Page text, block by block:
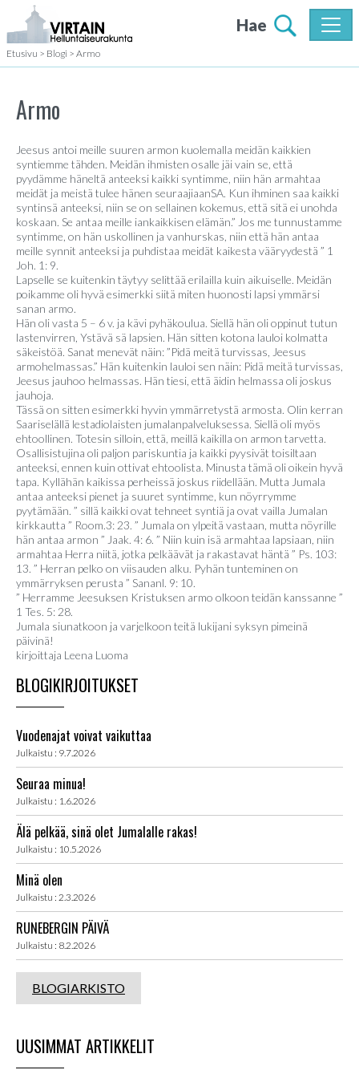
Hae
Etusivu > Blogi > Armo
Armo
Jeesus antoi meille suuren armon kuolemalla meidän kaikkien
syntiemme tähden. Meidän ihmisten osalle jäi vain se, että
pyydämme häneltä anteeksi kaikki syntimme, niin hän armahtaa
meidät ja meistä tulee hänen seuraajiaanSA. Kun ihminen saa kaikki
syntinsä anteeksi, niin se on sellainen kokemus, että sitä ei unohda
koskaan. Se antaa meille iankaikkisen elämän.” Jos me tunnustamme
syntimme, on hän uskollinen ja vanhurskas, niin että hän antaa
meille synnit anteeksi ja puhdistaa meidät kaikesta vääryydestä ” 1
Joh. 1: 9.
Lapselle se kuitenkin täytyy selittää erilailla kuin aikuiselle. Meidän
poikamme oli hyvä esimerkki siitä miten huonosti lapsi ymmärsi
sanan armo.
Hän oli vasta 5 – 6 v. ja kävi pyhäkoulua. Siellä hän oli oppinut tutun
lastenvirren, Ystävä sä lapsien. Hän sitten kotona lauloi kolmatta
säkeistöä. Sanat menevät näin: ”Pidä meitä turvissas, Jeesus
armohelmassas.” Hän kuitenkin lauloi sen näin: Pidä meitä turvissas,
Jeesus jauhoo helmassas. Hän tiesi, että äidin helmassa oli joskus
jauhoja.
Tässä on sitten esimerkki hyvin ymmärretystä armosta. Olin kerran
Saariselällä lestadiolaisten jumalanpalveluksessa. Siellä oli myös
ehtoollinen. Totesin silloin, että, meillä kaikilla on armon tarvetta.
Osallisistujina oli paljon pariskuntia ja kaikki pyysivät toisiltaan
anteeksi, ennen kuin ottivat ehtoolista. Minusta tämä oli oikein hyvä
tapa. Kyllähän kaikissa perheissä joskus riidellään. Mutta Jumala
antaa anteeksi pienet ja suuret syntimme, kun nöyrrymme
pyytämään. ” sillä kaikki ovat tehneet syntiä ja ovat vailla Jumalan
kirkkautta ” Room.3: 23. ” Jumala on ylpeitä vastaan, mutta nöyrille
hän antaa armon ” Jaak. 4: 6. ” Niin kuin isä armahtaa lapsiaan, niin
armahtaa Herra niitä, jotka pelkäävät ja rakastavat häntä ” Ps. 103:
13. ” Herran pelko on viisauden alku. Pyhän tunteminen on
ymmärryksen perusta ” Sananl. 9: 10.
” Herramme Jeesuksen Kristuksen armo olkoon teidän kanssanne ”
1 Tes. 5: 28.
Jumala siunatkoon ja varjelkoon teitä lukijani syksyn pimeinä
päivinä!
kirjoittaja Leena Luoma
BLOGIKIRJOITUKSET
Vuodenajat voivat vaikuttaa
Julkaistu : 9.7.2026
Seuraa minua!
Julkaistu : 1.6.2026
Älä pelkää, sinä olet Jumalalle rakas!
Julkaistu : 10.5.2026
Minä olen
Julkaistu : 2.3.2026
RUNEBERGIN PÄIVÄ
Julkaistu : 8.2.2026
BLOGIARKISTO
UUSIMMAT ARTIKKELIT